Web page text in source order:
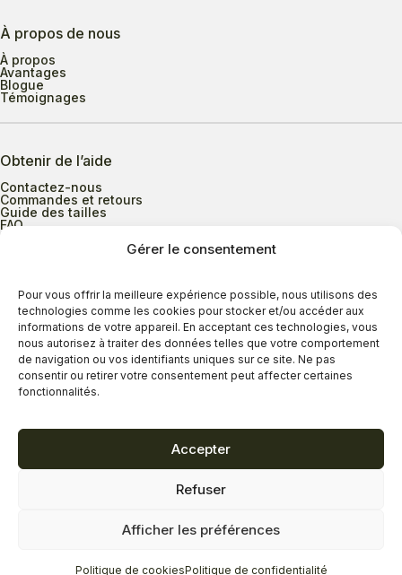
Gérer le consentement
Pour vous offrir la meilleure expérience possible, nous utilisons des
technologies comme les cookies pour stocker et/ou accéder aux
informations de votre appareil. En acceptant ces technologies, vous
nous autorisez à traiter des données telles que votre comportement
de navigation ou vos identifiants uniques sur ce site. Ne pas
consentir ou retirer votre consentement peut affecter certaines
fonctionnalités.
Accepter
Refuser
Afficher les préférences
Politique de cookiesPolitique de confidentialité
À propos de nous
À propos
Avantages
Blogue
Témoignages
Obtenir de l’aide
Contactez-nous
Commandes et retours
Guide des tailles
FAQ
Heures d’ouverture
Lundi au mercredi
9h00 à 17h30
Jeudi
9h00 à 20h00
Vendredi
9h00 à 18h00
Dimanche
11h00 à 16h30
Termes et conditions
Réalisation Zonart Communications